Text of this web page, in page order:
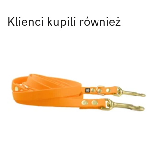
Klienci kupili również